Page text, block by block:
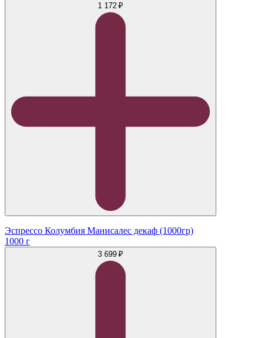
1 172 ₽
Эспрессо Колумбия Манисалес декаф (1000гр)
1000 г
3 699 ₽